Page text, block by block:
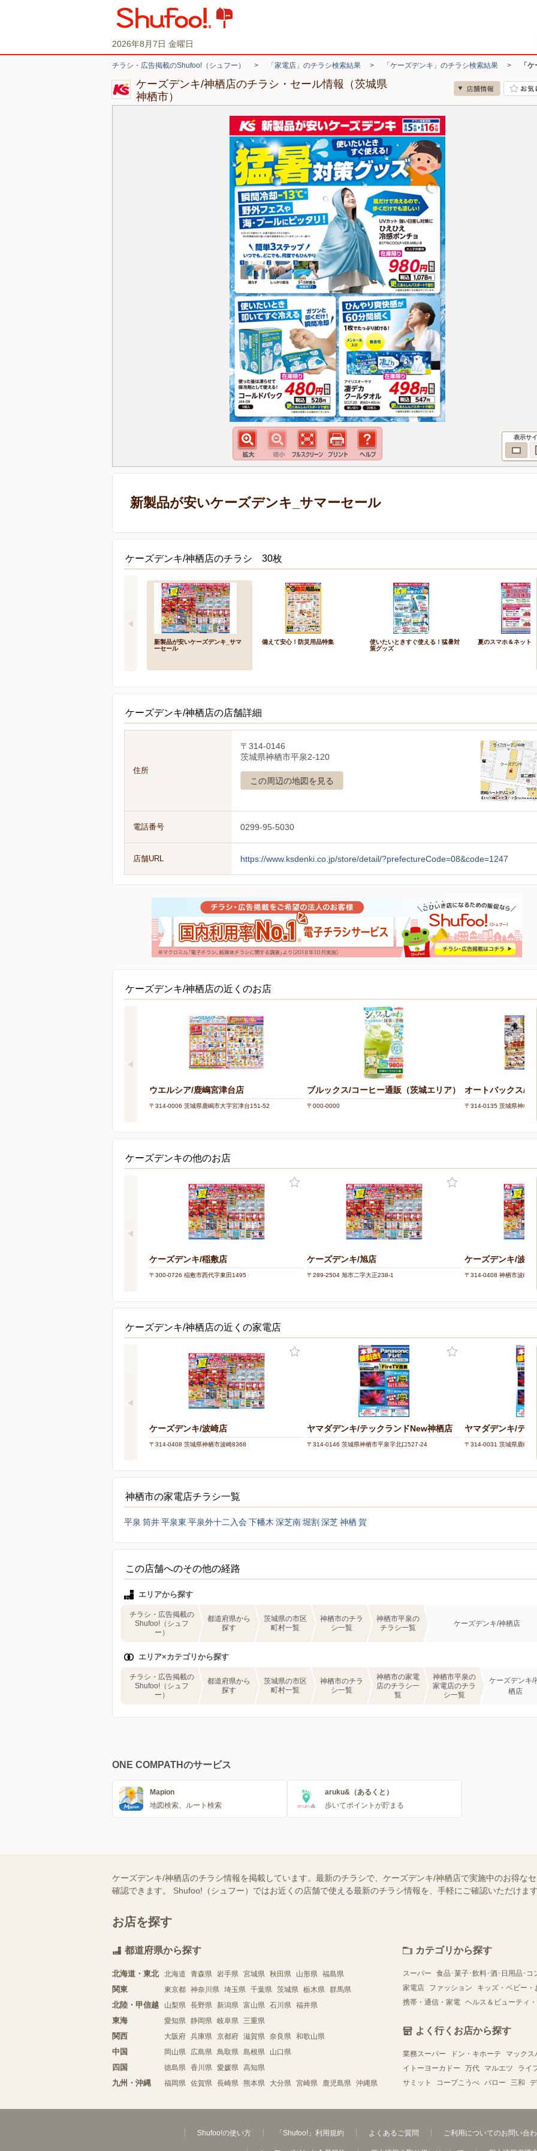
2026年8月7日 金曜日
チラシ・広告掲載のShufoo!（シュフー） > 「家電店」のチラシ検索結果 > 「ケーズデンキ」のチラシ検索結果 > 「
ケーズデンキ/神栖店のチラシ・セール情報（茨城県
神栖市）
表示サ
新製品が安いケーズデンキ_サマーセール
ケーズデンキ/神栖店のチラシ 30枚
新製品が安いケーズデンキ_サマ
ーセール
備えて安心！防災用品特集
使いたいときすぐ使える！猛暑対
策グッズ
夏のスマホ＆ネット応
ケーズデンキ/神栖店の店舗詳細
住所
〒314-0146
茨城県神栖市平泉2-120
この周辺の地図を見る
電話番号 0299-95-5030
店舗URL https://www.ksdenki.co.jp/store/detail/?prefectureCode=08&code=1247
ケーズデンキ/神栖店の近くのお店
ウエルシア/鹿嶋宮津台店
〒314-0006 茨城県鹿嶋市大字宮津台151-52
ブルックス/コーヒー通販（茨城エリア）
〒000-0000
オートバックス/・
〒314-0135 茨城県神栖市
ケーズデンキの他のお店
ケーズデンキ/稲敷店
〒300-0726 稲敷市西代字東田1495
ケーズデンキ/旭店
〒289-2504 旭市二字大正238-1
ケーズデンキ/波崎店
〒314-0408 神栖市波崎
ケーズデンキ/神栖店の近くの家電店
ケーズデンキ/波崎店
〒314-0408 茨城県神栖市波崎8368
ヤマダデンキ/テックランドNew神栖店
〒314-0146 茨城県神栖市平泉字北口527-24
ヤマダデンキ/テッ
〒314-0031 茨城県鹿嶋市
神栖市の家電店チラシ一覧
平泉 筒井平泉東 平泉外十二入会 下幡木 深芝南堀割 深芝神栖 賀
この店舗へのその他の経路
エリアから探す
チラシ・広告掲載の
Shufoo!（シュフ
ー）
都道府県から
探す
茨城県の市区
町村一覧
神栖市のチラ
シ一覧
神栖市平泉の
チラシ一覧
ケーズデンキ/神栖店
エリア×カテゴリから探す
チラシ・広告掲載の
Shufoo!（シュフ
ー）
都道府県から
探す
茨城県の市区
町村一覧
神栖市のチラ
シ一覧
神栖市の家電
店のチラシ一
覧
神栖市平泉の
家電店のチラ
シ一覧
ケーズデンキ/
栖店
ONE COMPATHのサービス
Mapion
地図検索、ルート検索
aruku&（あるくと）
歩いてポイントが貯まる
ケーズデンキ/神栖店のチラシ情報を掲載しています。最新のチラシで、ケーズデンキ/神栖店で実施中のお得な
確認できます。 Shufoo!（シュフー）ではお近くの店舗で使える最新のチラシ情報を、手軽にご確認いただけま
お店を探す
都道府県から探す
北海道・東北 北海道 青森県 岩手県 宮城県 秋田県 山形県 福島県
関東 東京都 神奈川県 埼玉県 千葉県 茨城県 栃木県 群馬県
北陸・甲信越 山梨県 長野県 新潟県 富山県 石川県 福井県
東海 愛知県 静岡県 岐阜県 三重県
関西 大阪府 兵庫県 京都府 滋賀県 奈良県 和歌山県
中国 岡山県 広島県 鳥取県 島根県 山口県
四国 徳島県 香川県 愛媛県 高知県
九州・沖縄 福岡県 佐賀県 長崎県 熊本県 大分県 宮崎県 鹿児島県 沖縄県
カテゴリから探す
スーパー 食品･菓子･飲料･酒･日用品･コ
家電店
ファッション キッズ・ベビー・
携帯・通信・家電 ヘルス＆ビューティ
よく行くお店から探す
業務スーパー ドン・キホーテ マックス
イトーヨーカドー
万代 マルエツ ライ
サミット
コープこうべ バロー 三和
Shufoo!の使い方 「Shufoo!」利用規約 よくあるご質問 ご利用についてのお問い合